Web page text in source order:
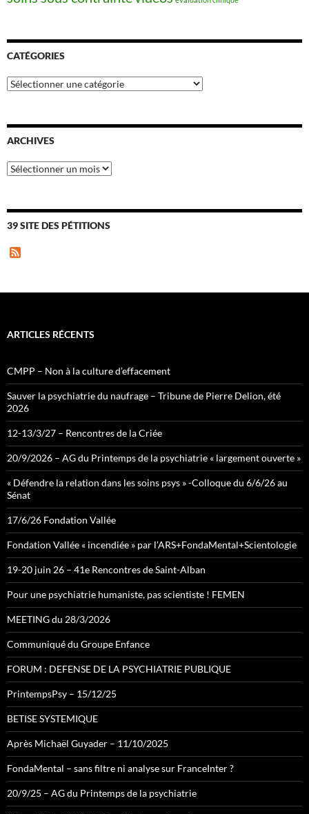
CATÉGORIES
Catégories
ARCHIVES
Archives
39 SITE DES PÉTITIONS
ARTICLES RÉCENTS
CMPP – Non à la culture d’effacement
Sauver la psychiatrie du naufrage – Tribune de Pierre Delion, été
2026
12-13/3/27 – Rencontres de la Criée
20/9/2026 – AG du Printemps de la psychiatrie « largement ouverte »
« Défendre la relation dans les soins psys » -Colloque du 6/6/26 au
Sénat
17/6/26 Fondation Vallée
Fondation Vallée « incendiée » par l’ARS+FondaMental+Scientologie
19-20 juin 26 – 41e Rencontres de Saint-Alban
Pour une psychiatrie humaniste, pas scientiste ! FEMEN
MEETING du 28/3/2026
Communiqué du Groupe Enfance
FORUM : DEFENSE DE LA PSYCHIATRIE PUBLIQUE
PrintempsPsy – 15/12/25
BETISE SYSTEMIQUE
Après Michaël Guyader – 11/10/2025
FondaMental – sans filtre ni analyse sur FranceInter ?
20/9/25 – AG du Printemps de la psychiatrie